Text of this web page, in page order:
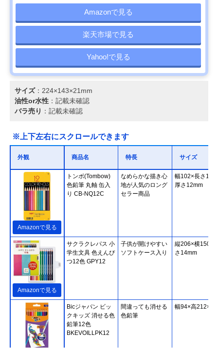
Amazonで見る
楽天市場で見る
Yahoo!で見る
サイズ：224×143×21mm
油性or水性 ：記載未確認
バラ売り ：記載未確認
※上下左右にスクロールできます
外観 商品名 特長 サイズ
Amazonで見る
トンボ(Tombow)
色鉛筆 丸軸 缶入
り CB-NQ12C
なめらかな描き心
地が人気のロング
セラー商品
幅102×長さ
厚さ12mm
Amazonで見る
サクラクレパス 小
学生文具 色えんぴ
つ12色 GPY12
子供が開けやすい
ソフトケース入り
縦206×横150×
さ14mm
Bicジャパン ビッ
クキッズ 消せる色
鉛筆12色
BKEVOILLPK12
間違っても消せる
色鉛筆
幅94×高